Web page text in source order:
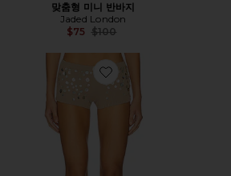
맞춤형 미니 반바지
Jaded London
$75 Previous price:
$100
Favorite BUTTON KNIT MINI